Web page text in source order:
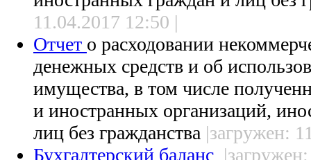
11.04.2017 12:50 |
Отчет о расходовании
денежных средств и об
имущества, в том числе
и иностранных организаций,
лиц без гражданства |загружен:
Бухгалтерский баланс